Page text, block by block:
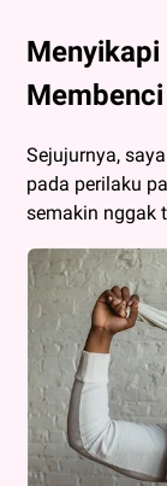
Menyikapi
Sejujurnya,
pada perilaku
semakin nggak